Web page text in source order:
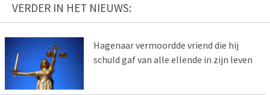
VERDER IN HET NIEUWS:
Hagenaar vermoordde vriend die hij
schuld gaf van alle ellende in zijn leven